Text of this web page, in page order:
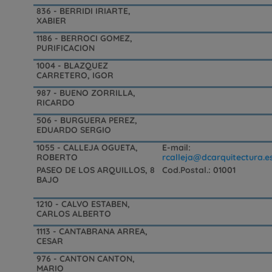
836 - BERRIDI IRIARTE,
XABIER
1186 - BERROCI GOMEZ,
PURIFICACION
1004 - BLAZQUEZ
CARRETERO, IGOR
987 - BUENO ZORRILLA,
RICARDO
506 - BURGUERA PEREZ,
EDUARDO SERGIO
1055 - CALLEJA OGUETA,
ROBERTO
E-mail:
PASEO DE LOS ARQUILLOS, 8
BAJO
Cod.Postal.: 01001
1210 - CALVO ESTABEN,
CARLOS ALBERTO
1113 - CANTABRANA ARREA,
CESAR
976 - CANTON CANTON,
MARIO